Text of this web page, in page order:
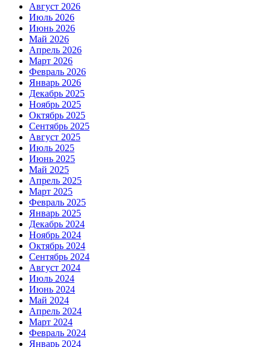
Август 2026
Июль 2026
Июнь 2026
Май 2026
Апрель 2026
Март 2026
Февраль 2026
Январь 2026
Декабрь 2025
Ноябрь 2025
Октябрь 2025
Сентябрь 2025
Август 2025
Июль 2025
Июнь 2025
Май 2025
Апрель 2025
Март 2025
Февраль 2025
Январь 2025
Декабрь 2024
Ноябрь 2024
Октябрь 2024
Сентябрь 2024
Август 2024
Июль 2024
Июнь 2024
Май 2024
Апрель 2024
Март 2024
Февраль 2024
Январь 2024